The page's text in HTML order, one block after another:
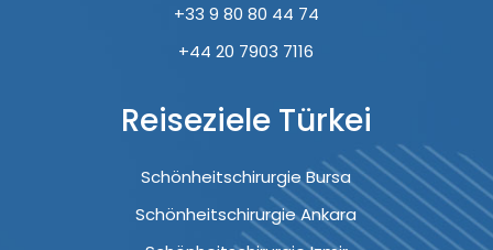
+33 9 80 80 44 74
+44 20 7903 7116
Reiseziele Türkei
Schönheitschirurgie Bursa
Schönheitschirurgie Ankara